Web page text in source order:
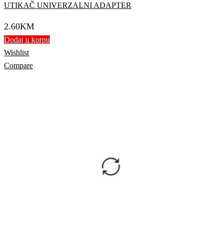
UTIKAČ UNIVERZALNI ADAPTER
2.60KM
Dodaj u korpu
Wishlist
Compare